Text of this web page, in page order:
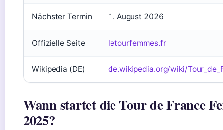
Nächster Termin 1. August 2026
Offizielle Seite letourfemmes.fr
Wikipedia (DE) de.wikipedia.org/wiki/
Wann startet die Tour de France
2025?